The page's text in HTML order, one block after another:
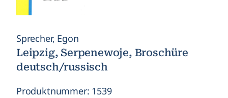
Sprecher, Egon
Leipzig, Serpenewoje, Broschüre
deutsch/russisch
Produktnummer: 1539